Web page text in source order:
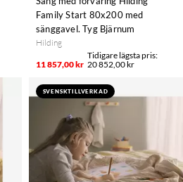
Family Start 80x200 med
sänggavel. Tyg Bjärnum
Hilding
11 857,00 kr 20 852,00 kr
SVENSKTILLVERKAD